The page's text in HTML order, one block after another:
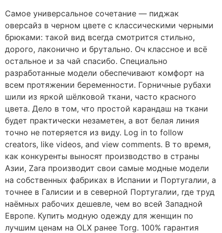
Самое универсальное сочетание — пиджак
оверсайз в черном цвете с классическими черными
брюками: такой вид всегда смотрится стильно,
дорого, лаконично и брутально. Оч классное и всё
остальное и за чай спасибо. Специально
разработанные модели обеспечивают комфорт на
всем протяжении беременности. Горничные рубахи
шили из яркой шёлковой ткани, часто красного
цвета. Дело в том, что простой карандаш на ткани
будет практически незаметен, а вот белая линия
точно не потеряется из виду. Log in to follow
creators, like videos, and view comments. В то время,
как конкуренты выносят производство в страны
Азии, Zara производит свои самые модные модели
на собственных фабриках в Испании и Португалии, а
точнее в Галисии и в северной Португалии, где труд
наёмных рабочих дешевле, чем во всей Западной
Европе. Купить модную одежду для женщин по
лучшим ценам на OLX ранее Torg. 100% гарантия